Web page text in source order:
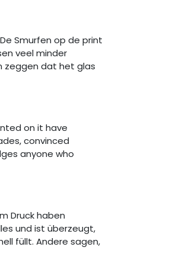
Smurfen op de print
veel minder
zeggen dat het glas
on it have
convinced
anyone who
Druck haben
und ist überzeugt,
füllt. Andere sagen,